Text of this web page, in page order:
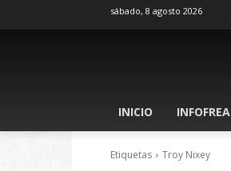
sábado, 8 agosto 2026
INICIO
Etiquetas Troy Nixey